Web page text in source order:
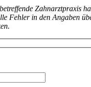
Zahnarztpraxis
Fehler in den Angaben